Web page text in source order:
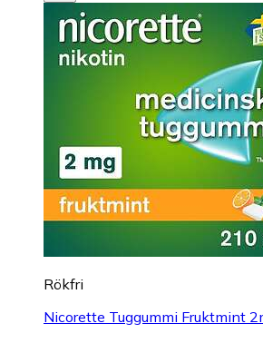
Rökfri
Nicorette Tuggummi Fruktmint